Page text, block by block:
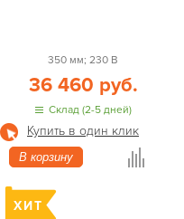
350 мм; 230 В
36 460 руб.
Склад (2-5 дней)
Купить в один клик
В корзину